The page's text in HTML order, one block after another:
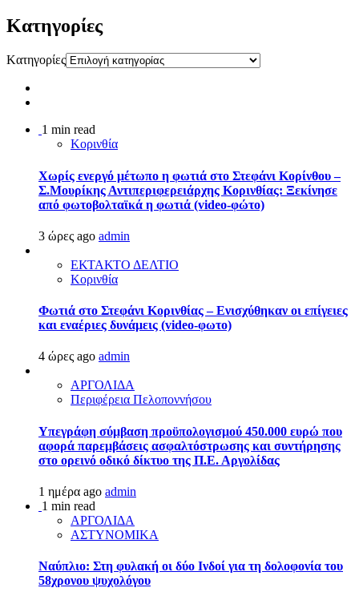
Kατηγορίες
Kατηγορίες
1 min read
Κορινθία
Χωρίς ενεργό μέτωπο η φωτιά στο Στεφάνι Κορίνθου –
Σ.Μουρίκης Αντιπεριφερειάρχης Κορινθίας: Ξεκίνησε
από φωτοβολταϊκά η φωτιά (video-φώτο)
3 ώρες ago admin
ΕΚΤΑΚΤΟ ΔΕΛΤΙΟ
Κορινθία
Φωτιά στο Στεφάνι Κορινθίας – Ενισχύθηκαν οι επίγειες
και εναέριες δυνάμεις (video-φωτο)
4 ώρες ago admin
ΑΡΓΟΛΙΔΑ
Περιφέρεια Πελοποννήσου
Υπεγράφη σύμβαση προϋπολογισμού 450.000 ευρώ που
αφορά παρεμβάσεις ασφαλτόστρωσης και συντήρησης
στο ορεινό οδικό δίκτυο της Π.Ε. Αργολίδας
1 ημέρα ago admin
1 min read
ΑΡΓΟΛΙΔΑ
ΑΣΤΥΝΟΜΙΚΑ
Ναύπλιο: Στη φυλακή οι δύο Ινδοί για τη δολοφονία του
58χρονου ψυχολόγου